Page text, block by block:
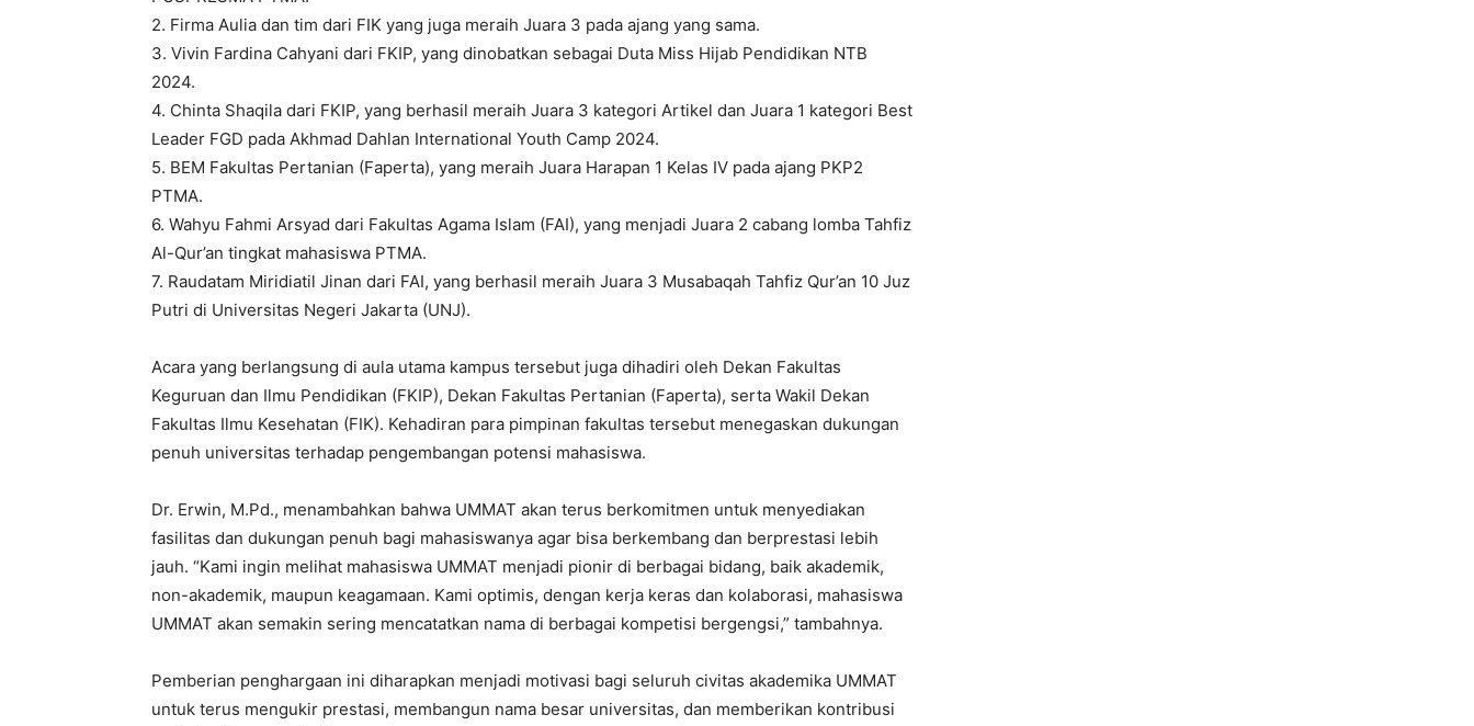
2. Firma Aulia dan tim dari FIK yang juga meraih Juara 3 pada ajang yang sama.
3. Vivin Fardina Cahyani dari FKIP, yang dinobatkan sebagai Duta Miss Hijab Pendidikan NTB
2024.
4. Chinta Shaqila dari FKIP, yang berhasil meraih Juara 3 kategori Artikel dan Juara 1 kategori Best
Leader FGD pada Akhmad Dahlan International Youth Camp 2024.
5. BEM Fakultas Pertanian (Faperta), yang meraih Juara Harapan 1 Kelas IV pada ajang PKP2
PTMA.
6. Wahyu Fahmi Arsyad dari Fakultas Agama Islam (FAI), yang menjadi Juara 2 cabang lomba Tahfiz
Al-Qur’an tingkat mahasiswa PTMA.
7. Raudatam Miridiatil Jinan dari FAI, yang berhasil meraih Juara 3 Musabaqah Tahfiz Qur’an 10 Juz
Putri di Universitas Negeri Jakarta (UNJ).
Acara yang berlangsung di aula utama kampus tersebut juga dihadiri oleh Dekan Fakultas
Keguruan dan Ilmu Pendidikan (FKIP), Dekan Fakultas Pertanian (Faperta), serta Wakil Dekan
Fakultas Ilmu Kesehatan (FIK). Kehadiran para pimpinan fakultas tersebut menegaskan dukungan
penuh universitas terhadap pengembangan potensi mahasiswa.
Dr. Erwin, M.Pd., menambahkan bahwa UMMAT akan terus berkomitmen untuk menyediakan
fasilitas dan dukungan penuh bagi mahasiswanya agar bisa berkembang dan berprestasi lebih
jauh. “Kami ingin melihat mahasiswa UMMAT menjadi pionir di berbagai bidang, baik akademik,
non-akademik, maupun keagamaan. Kami optimis, dengan kerja keras dan kolaborasi, mahasiswa
UMMAT akan semakin sering mencatatkan nama di berbagai kompetisi bergengsi,” tambahnya.
Pemberian penghargaan ini diharapkan menjadi motivasi bagi seluruh civitas akademika UMMAT
untuk terus mengukir prestasi, membangun nama besar universitas, dan memberikan kontribusi